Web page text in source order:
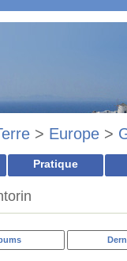
> Europe >
Pratique